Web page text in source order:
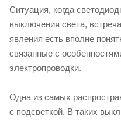
Ситуация, когда
выключения света,
явления есть вполне
связанные с
электропроводки.
Одна из самых
с подсветкой. В таких